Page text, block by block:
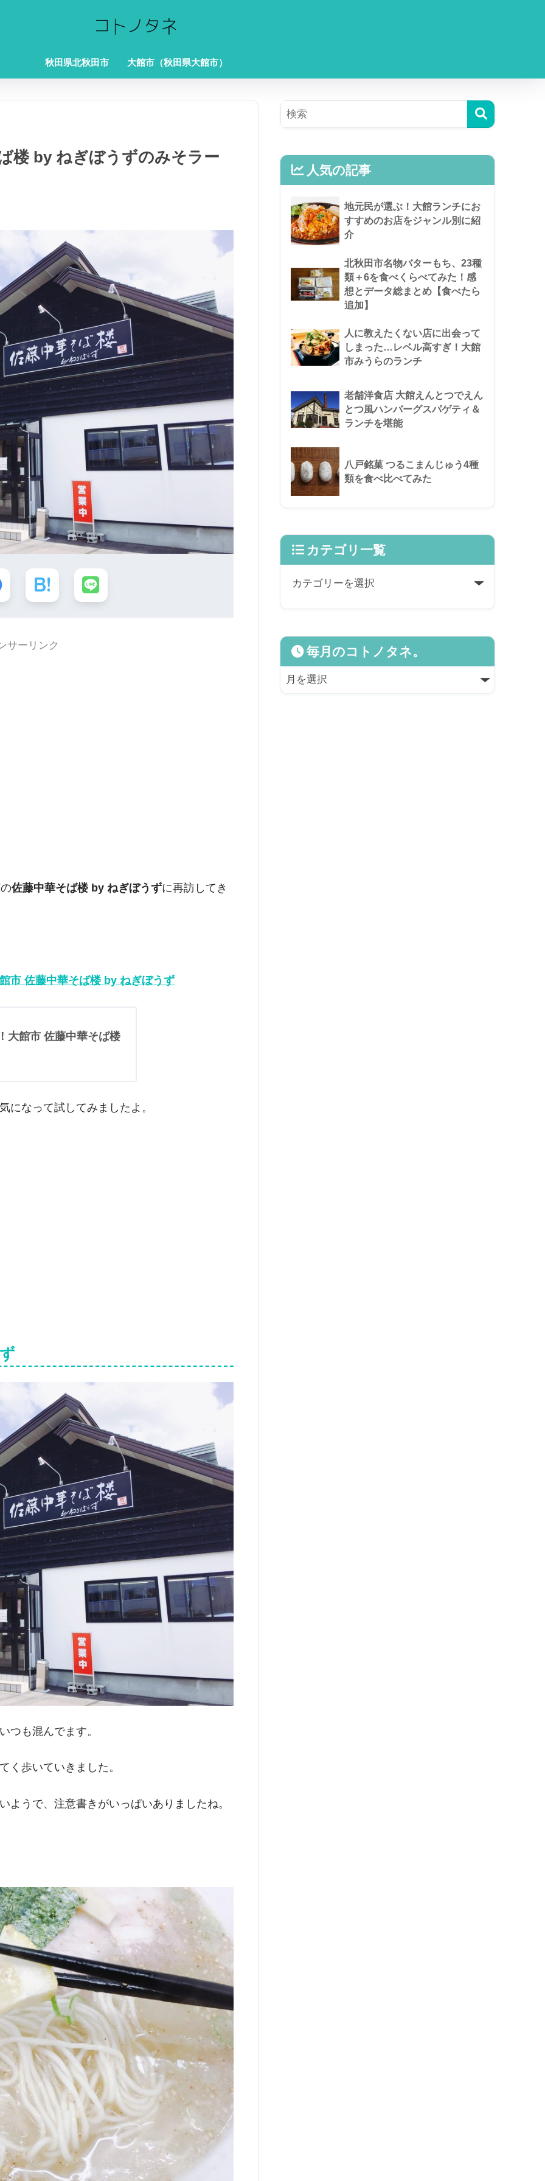
秋田県北秋田市 大館市（秋田県大館市）
楼 by ねぎぼうずのみそラー
サーリンク
佐藤中華そば楼 by ねぎぼうずに再訪してき
市 佐藤中華そば楼 by ねぎぼうず
大館市 佐藤中華そば楼
になって試してみましたよ。
つも混んでます。
く歩いていきました。
ようで、注意書きがいっぱいありましたね。
人気の記事
地元民が選ぶ！大館ランチにお
すすめのお店をジャンル別に紹
介
北秋田市名物バターもち、23種
類＋6を食べくらべてみた！感
想とデータ総まとめ【食べたら
追加】
人に教えたくない店に出会って
しまった…レベル高すぎ！大館
市みうらのランチ
老舗洋食店 大館えんとつでえん
とつ風ハンバーグスパゲティ＆
ランチを堪能
八戸銘菓 つるこまんじゅう4種
類を食べ比べてみた
カテゴリ一覧
毎月のコトノタネ。